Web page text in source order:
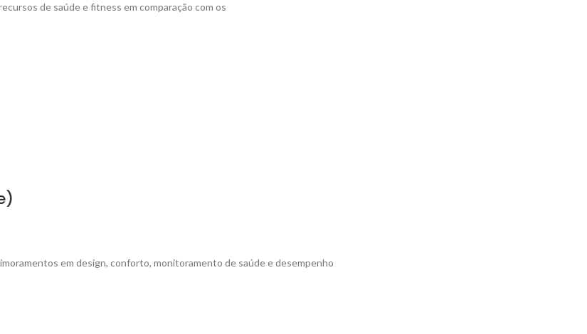
de saúde e fitness em comparação com os
em design, conforto, monitoramento de saúde e desempenho